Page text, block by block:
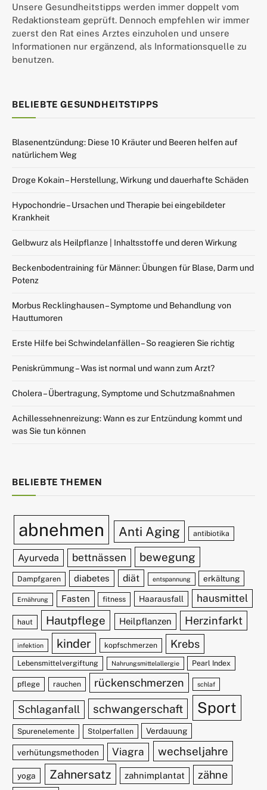
Unsere Gesundheitstipps werden immer doppelt vom
Redaktionsteam geprüft. Dennoch empfehlen wir immer
zuerst den Rat eines Arztes einzuholen und unsere
Informationen nur ergänzend, als Informationsquelle zu
benutzen.
BELIEBTE GESUNDHEITSTIPPS
Blasenentzündung: Diese 10 Kräuter und Beeren helfen auf
natürlichem Weg
Droge Kokain – Herstellung, Wirkung und dauerhafte Schäden
Hypochondrie – Ursachen und Therapie bei eingebildeter
Krankheit
Gelbwurz als Heilpflanze | Inhaltsstoffe und deren Wirkung
Beckenbodentraining für Männer: Übungen für Blase, Darm und
Potenz
Morbus Recklinghausen – Symptome und Behandlung von
Hauttumoren
Erste Hilfe bei Schwindelanfällen – So reagieren Sie richtig
Peniskrümmung – Was ist normal und wann zum Arzt?
Cholera – Übertragung, Symptome und Schutzmaßnahmen
Achillessehnenreizung: Wann es zur Entzündung kommt und
was Sie tun können
BELIEBTE THEMEN
abnehmen Anti Aging antibiotika
Ayurveda bettnässen bewegung
Dampfgaren diabetes diät entspannung erkältung
Ernährung Fasten fitness Haarausfall hausmittel
haut Hautpflege Heilpflanzen Herzinfarkt
infektion kinder kopfschmerzen Krebs
Lebensmittelvergiftung Nahrungsmittelallergie Pearl Index
pflege rauchen rückenschmerzen schlaf
Schlaganfall schwangerschaft Sport
Spurenelemente Stolperfallen Verdauung
verhütungsmethoden Viagra wechseljahre
yoga Zahnersatz zahnimplantat zähne